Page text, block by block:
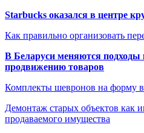
Starbucks оказался в центре
Как правильно организовать
В Беларуси меняются подходы
продвижению товаров
Комплекты шевронов на форму
Демонтаж старых объектов как
продаваемого имущества